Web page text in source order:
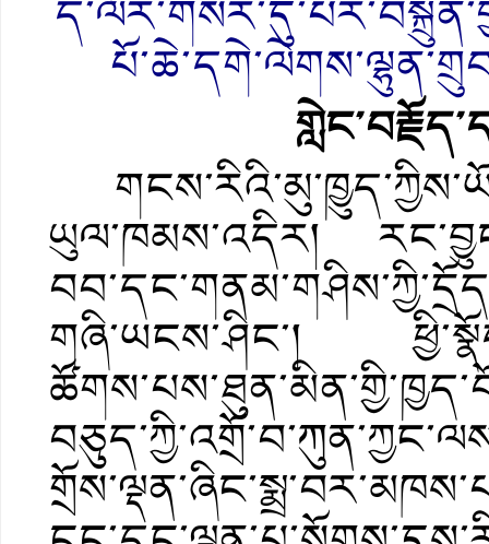
ཡུལ་ཁམས་འདིར།
གཞི་ཡངས་ཤིང་།